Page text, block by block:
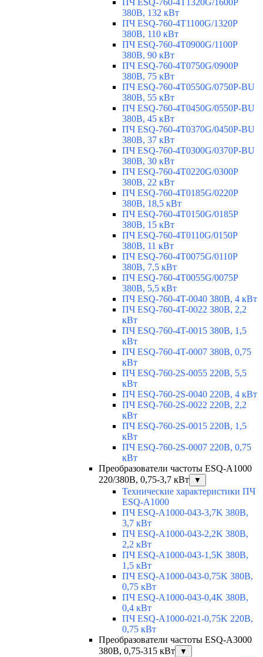
ПЧ ESQ-760-4T1320G/1600P
380В, 132 кВт
ПЧ ESQ-760-4T1100G/1320P
380В, 110 кВт
ПЧ ESQ-760-4T0900G/1100P
380В, 90 кВт
ПЧ ESQ-760-4T0750G/0900P
380В, 75 кВт
ПЧ ESQ-760-4T0550G/0750P-BU
380В, 55 кВт
ПЧ ESQ-760-4T0450G/0550P-BU
380В, 45 кВт
ПЧ ESQ-760-4T0370G/0450P-BU
380В, 37 кВт
ПЧ ESQ-760-4T0300G/0370P-BU
380В, 30 кВт
ПЧ ESQ-760-4T0220G/0300P
380В, 22 кВт
ПЧ ESQ-760-4T0185G/0220P
380В, 18,5 кВт
ПЧ ESQ-760-4T0150G/0185P
380В, 15 кВт
ПЧ ESQ-760-4T0110G/0150P
380В, 11 кВт
ПЧ ESQ-760-4T0075G/0110P
380В, 7,5 кВт
ПЧ ESQ-760-4T0055G/0075P
380В, 5,5 кВт
ПЧ ESQ-760-4T-0040 380В, 4 кВт
ПЧ ESQ-760-4T-0022 380В, 2,2
кВт
ПЧ ESQ-760-4T-0015 380В, 1,5
кВт
ПЧ ESQ-760-4T-0007 380В, 0,75
кВт
ПЧ ESQ-760-2S-0055 220В, 5,5
кВт
ПЧ ESQ-760-2S-0040 220В, 4 кВт
ПЧ ESQ-760-2S-0022 220В, 2,2
кВт
ПЧ ESQ-760-2S-0015 220В, 1,5
кВт
ПЧ ESQ-760-2S-0007 220В, 0,75
кВт
Преобразователи частоты ESQ-A1000
220/380В, 0,75-3,7 кВт
▼
Технические характеристики ПЧ
ESQ-A1000
ПЧ ESQ-A1000-043-3,7K 380В,
3,7 кВт
ПЧ ESQ-A1000-043-2,2K 380В,
2,2 кВт
ПЧ ESQ-A1000-043-1,5K 380В,
1,5 кВт
ПЧ ESQ-A1000-043-0,75K 380В,
0,75 кВт
ПЧ ESQ-A1000-043-0,4K 380В,
0,4 кВт
ПЧ ESQ-A1000-021-0,75K 220В,
0,75 кВт
Преобразователи частоты ESQ-A3000
380В, 0,75-315 кВт
▼